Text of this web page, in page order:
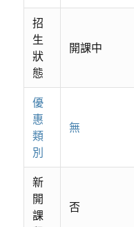
招
生
狀
態
開課中
優
惠
類
別
無
新
開
課
否